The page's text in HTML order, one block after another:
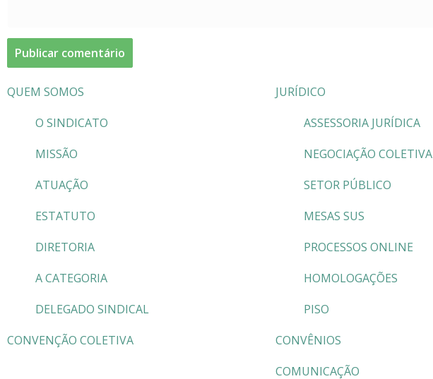
QUEM SOMOS
O SINDICATO
MISSÃO
ATUAÇÃO
ESTATUTO
DIRETORIA
A CATEGORIA
DELEGADO SINDICAL
CONVENÇÃO COLETIVA
JURÍDICO
ASSESSORIA JURÍDICA
NEGOCIAÇÃO COLETIVA
SETOR PÚBLICO
MESAS SUS
PROCESSOS ONLINE
HOMOLOGAÇÕES
PISO
CONVÊNIOS
COMUNICAÇÃO